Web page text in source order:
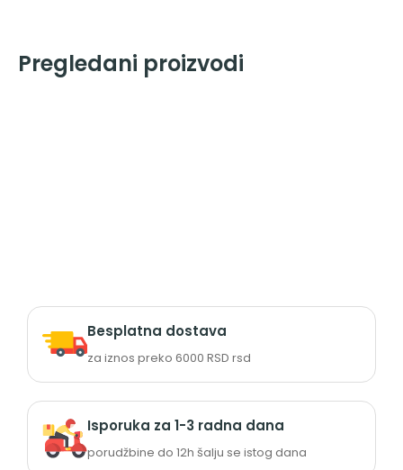
Pregledani proizvodi
Besplatna dostava
za iznos preko 6000 RSD rsd
Isporuka za 1-3 radna dana
porudžbine do 12h šalju se istog dana